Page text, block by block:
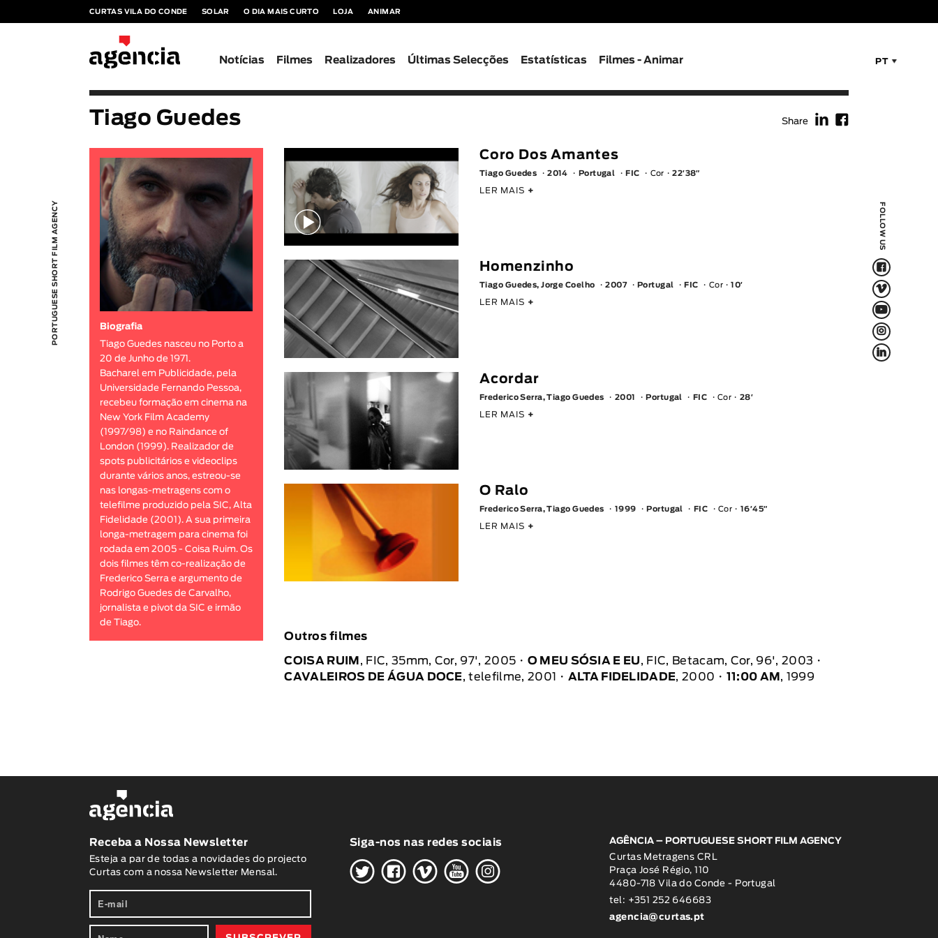
CURTAS VILA DO CONDE SOLAR O DIA MAIS CURTO LOJA ANIMAR
PT
Notícias Filmes Realizadores Últimas Selecções Estatísticas Filmes - Animar
PORTUGUESE SHORT FILM AGENCY FOLLOW US
F
V
Q
L
f
Tiago Guedes Share f F
Biografia
Tiago Guedes nasceu no Porto a
20 de Junho de 1971.
Bacharel em Publicidade, pela
Universidade Fernando Pessoa,
recebeu formação em cinema na
New York Film Academy
(1997/98) e no Raindance of
London (1999). Realizador de
spots publicitários e videoclips
durante vários anos, estreou-se
nas longas-metragens com o
telefilme produzido pela SIC, Alta
Fidelidade (2001). A sua primeira
longa-metragem para cinema foi
rodada em 2005 - Coisa Ruim. Os
dois filmes têm co-realização de
Frederico Serra e argumento de
Rodrigo Guedes de Carvalho,
jornalista e pivot da SIC e irmão
de Tiago.
Coro Dos Amantes
Tiago Guedes 2014 Portugal FIC Cor 22′38″
LER MAIS +
Homenzinho
Tiago Guedes, Jorge Coelho 2007 Portugal FIC Cor 10′
LER MAIS +
Acordar
Frederico Serra, Tiago Guedes 2001 Portugal FIC Cor 28′
LER MAIS +
O Ralo
Frederico Serra, Tiago Guedes 1999 Portugal FIC Cor 16′45″
LER MAIS +
Outros filmes
COISA RUIM , FIC, 35mm, Cor, 97', 2005 O MEU SÓSIA E EU, FIC, Betacam, Cor, 96', 2003
CAVALEIROS DE ÁGUA DOCE, telefilme, 2001 ALTA FIDELIDADE, 2000 11:00 AM , 1999
Receba a Nossa Newsletter
Esteja a par de todas a novidades do projecto
Curtas com a nossa Newsletter Mensal.
Siga-nos nas redes sociais
HGWOK
AGÊNCIA – PORTUGUESE SHORT FILM AGENCY
Curtas Metragens CRL
Praça José Régio, 110
4480-718 Vila do Conde - Portugal
tel: +351 252 646683
agencia@curtas.pt